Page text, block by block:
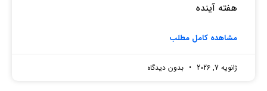
هفته آینده
مشاهده کامل مطلب
ژانویه 7, 2026 بدون دیدگاه